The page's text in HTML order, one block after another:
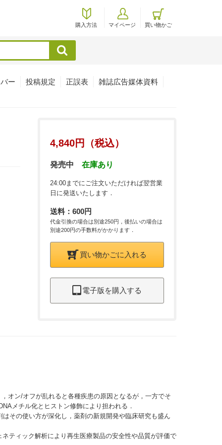
購入方法 マイページ 買い物かご
検索
ー 投稿規定 正誤表 雑誌広告媒体資料
4,840円（税込）
発売中 在庫あり
24:00までにご注文いただければ翌営業
日に発送いたします．
送料：600円
代金引換の場合は別途250円，後払いの場合は
別途200円の手数料がかかります．
買い物かごに入れる
電子版を購入する
オン/オフが乱れると各種疾患の原因となるが，一方でそ
メチル化とヒストン修飾により担われる．
その使い方が深化し，薬剤の新規開発や臨床研究も盛ん
ティック解析により再生医療製品の安全性や品質が評価で